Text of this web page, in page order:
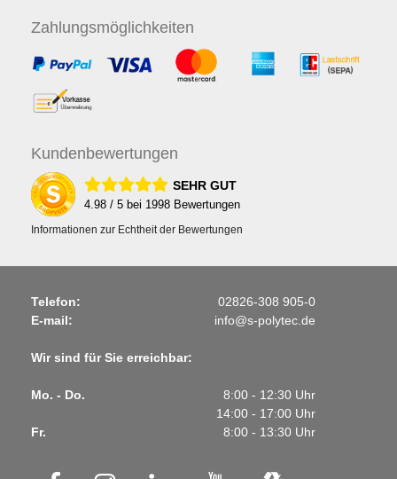
Zahlungsmöglichkeiten
Kundenbewertungen
SEHR GUT
4.98 / 5 bei 1998 Bewertungen
Informationen zur Echtheit der Bewertungen
Telefon:
02826-308 905-0
E-mail:
info@s-polytec.de
Wir sind für Sie erreichbar:
Mo. - Do.
8:00 - 12:30 Uhr
14:00 - 17:00 Uhr
Fr.
8:00 - 13:30 Uhr